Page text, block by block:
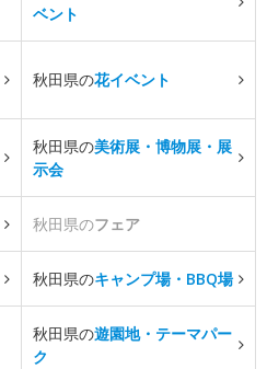
ベント
秋田県の花イベント
秋田県の美術展・博物展・展
示会
秋田県のフェア
秋田県のキャンプ場・BBQ場
秋田県の遊園地・テーマパー
ク